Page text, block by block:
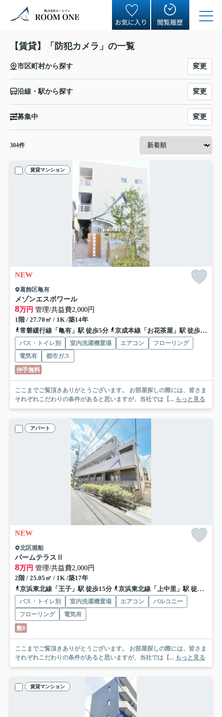
お気に入り 閲覧履歴
【賃貸】「防犯カメラ」の一覧
市区町村から探す 変更
沿線・駅から探す 変更
募集中 変更
304件
賃貸マンション
NEW
葛飾区亀有
メゾンエスポワール
8万円 管理/共益費2,000円
1階 / 27.70㎡ / 1K /築14年
常磐緩行線「亀有」駅 徒歩5分
京成本線「お花茶屋」駅 徒歩24分
バス・トイレ別 室内洗濯機置場 エアコン
フローリング
電気有
都市ガス
仲手無料
ここまでご覧頂きありがとうございます。 お部屋探しの際には、皆さま
それぞれこだわりの条件があると思いますが、当社では【... もっと見る
アパート
NEW
北区堀船
パームテラスⅡ
8万円 管理/共益費2,000円
2階 / 25.05㎡ / 1K /築17年
京浜東北線「王子」駅 徒歩15分
京浜東北線「上中里」駅 徒歩17分
バス・トイレ別 室内洗濯機置場 エアコン
バルコニー
フローリング
電気有
敷0
ここまでご覧頂きありがとうございます。 お部屋探しの際には、皆さま
それぞれこだわりの条件があると思いますが、当社では【... もっと見る
賃貸マンション